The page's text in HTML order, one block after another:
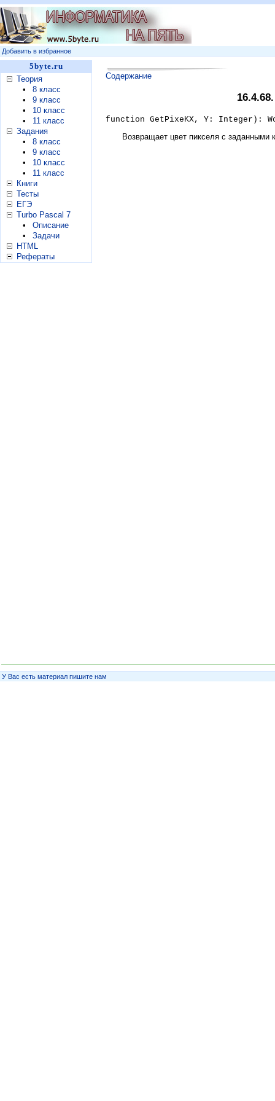
Добавить в избранное
5byte.ru
Теория
•
8 класс
•
9 класс
•
10 класс
•
11 класс
Задания
•
8 класс
•
9 класс
•
10 класс
•
11 класс
Книги
Тесты
ЕГЭ
Turbo Pascal 7
•
Описание
•
Задачи
HTML
Рефераты
Содержание
function GetPixeKX, Y: Integer):
Возвращает цвет пикселя с
У Вас есть материал пишите нам